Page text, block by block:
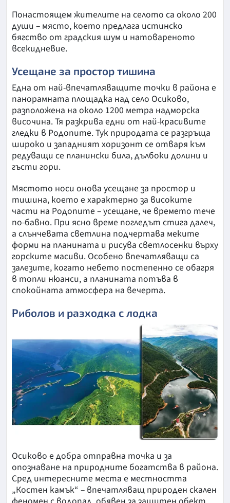
Понастоящем жителите на селото са около 200
души – място, което предлага истинско
бягство от градския шум и натовареното
всекидневие.
Усещане за простор тишина
Една от най-впечатляващите точки в района е
панорамната площадка над село Осиково,
разположена на около 1200 метра надморска
височина. Тя разкрива едни от най-красивите
гледки в Родопите. Тук природата се разгръща
широко и западният хоризонт се отваря към
редуващи се планински била, дълбоки долини и
гъсти гори.
Мястото носи онова усещане за простор и
тишина, което е характерно за високите
части на Родопите – усещане, че времето тече
по-бавно. При ясно време погледът стига далеч,
а слънчевата светлина подчертава меките
форми на планината и рисува светлосенки върху
горските масиви. Особено впечатляващи са
залезите, когато небето постепенно се обагря
в топли нюанси, а планината потъва в
спокойната атмосфера на вечерта.
Риболов и разходка с лодка
Осиково е добра отправна точка и за
опознаване на природните богатства в района.
Сред интересните места е местността
„Костен камък“ – впечатляващ природен скален